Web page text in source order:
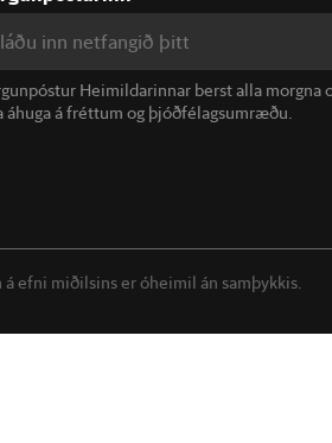
Heimildarinnar berst alla morgna
áhuga á fréttum og þjóðfélagsumræðu.
efni miðilsins er óheimil án samþykkis.